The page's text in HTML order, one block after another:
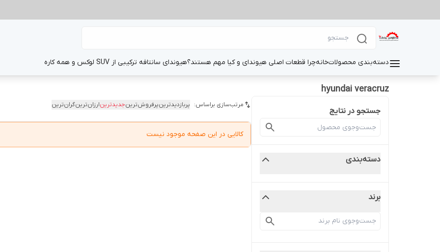
دسته‌بندی محصولاتخانهچرا قطعات اصلی هیوندای و کیا مهم هستند؟هیوندای سانتافه ترکیبی از SUV لوکس و همه کاره
hyundai veracruz
جستجو در نتایج
دسته‌بندی
برند
مرتب‌سازی براساس: پربازدیدترینپرفروش‌ترینجدیدترینارزان‌ترینگران‌ترین
کالایی در این صفحه موجود نیست